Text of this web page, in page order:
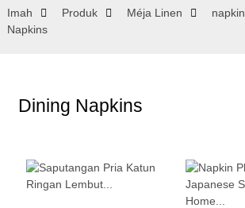
Imah Produk Méja Linen napkin
Napkins
Dining Napkins